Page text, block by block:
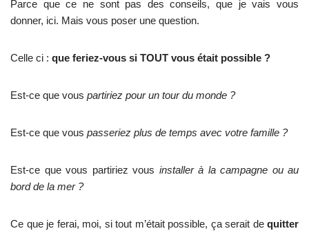
Parce que ce ne sont pas des conseils, que je vais vous
donner, ici. Mais vous poser une question.
Celle ci : que feriez-vous si TOUT vous était possible ?
Est-ce que vous partiriez pour un tour du monde ?
Est-ce que vous passeriez plus de temps avec votre famille ?
Est-ce que vous partiriez vous installer à la campagne ou au
bord de la mer ?
Ce que je ferai, moi, si tout m’était possible, ça serait de quitter